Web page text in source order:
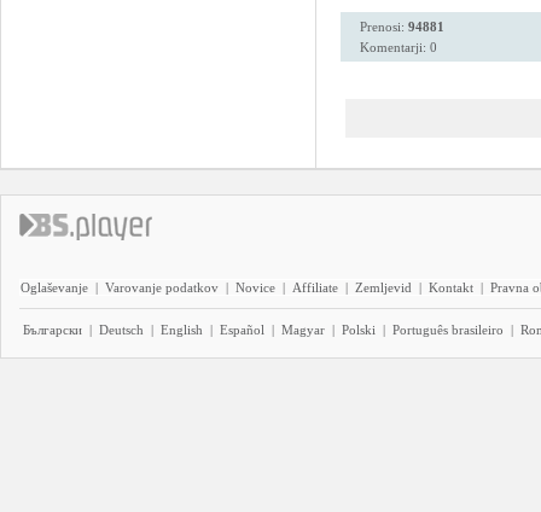
Prenosi: 94881
Komentarji: 0
Oglaševanje | Varovanje podatkov | Novice | Affiliate | Zemljevid | Kontakt | Pravna
Български | Deutsch | English | Español | Magyar | Polski | Português brasileiro |